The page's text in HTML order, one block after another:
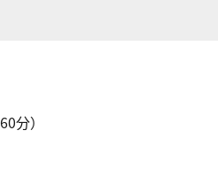
60分）